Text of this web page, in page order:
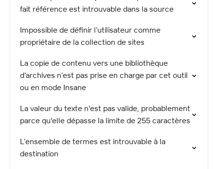
fait référence est introuvable dans la source
Impossible de définir l’utilisateur comme
propriétaire de la collection de sites
La copie de contenu vers une bibliothèque
d’archives n’est pas prise en charge par cet outil
ou en mode Insane
La valeur du texte n'est pas valide, probablement
parce qu'elle dépasse la limite de 255 caractères
L’ensemble de termes est introuvable à la
destination